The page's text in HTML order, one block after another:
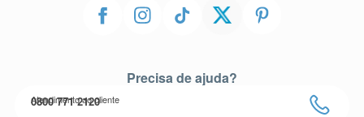
Precisa de ajuda?
Atendimento ao cliente
0800 771 2120